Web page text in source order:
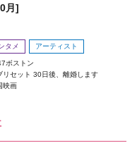
月]
タメ アーティスト
ボストン
リセット 30日後、離婚します
映画